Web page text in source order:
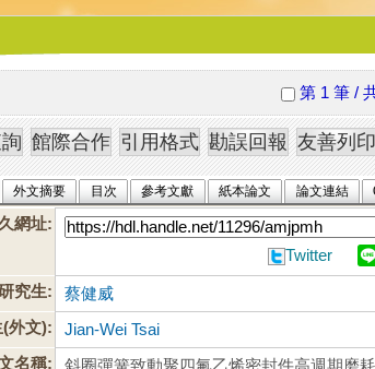
第 1 筆 /
外文摘要 目次 參考文獻 紙本論文 論文連結
網址:
Twitter
究生:
蔡健威
外文):
Jian-Wei Tsai
名稱: